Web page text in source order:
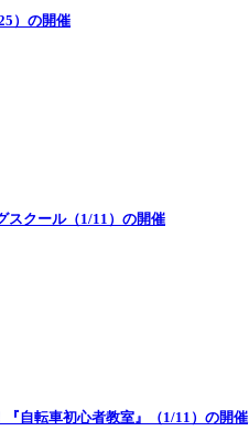
）の開催
スクール（1/11）の開催
『自転車初心者教室』（1/11）の開催